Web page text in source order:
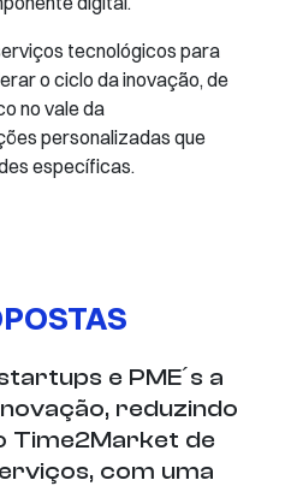
tecnológicos para
o ciclo da inovação, de
no vale da
personalizadas que
específicas.
e PME´s a
reduzindo
Time2Market de
com uma